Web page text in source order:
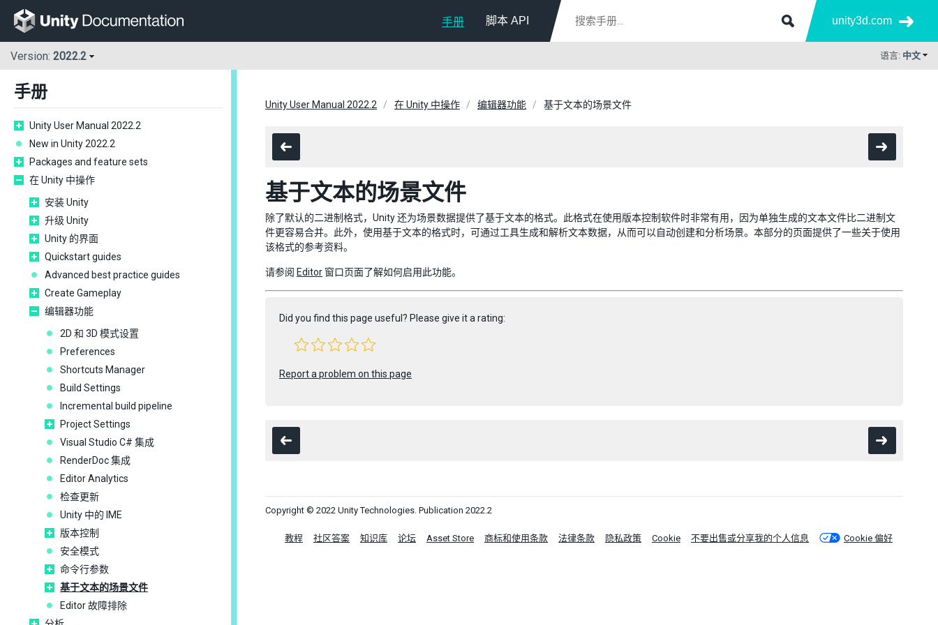
手册 脚本 API unity3d.com
Version: 2022.2 语言: 中文
手册
Unity User Manual 2022.2
New in Unity 2022.2
Packages and feature sets
在 Unity 中操作
安装 Unity
升级 Unity
Unity 的界面
Quickstart guides
Advanced best practice guides
Create Gameplay
编辑器功能
2D 和 3D 模式设置
Preferences
Shortcuts Manager
Build Settings
Incremental build pipeline
Project Settings
Visual Studio C# 集成
RenderDoc 集成
Editor Analytics
检查更新
Unity 中的 IME
版本控制
安全模式
命令行参数
基于文本的场景文件
Editor 故障排除
Unity User Manual 2022.2 在 Unity 中操作 编辑器功能 基于文本的场景文件
基于文本的场景文件
除了默认的二进制格式，Unity 还为场景数据提供了基于文本的格式。此格式在使用版本控制软件时非常有用，因为单独生成的文本文件比二进制文
件更容易合并。此外，使用基于文本的格式时，可通过工具生成和解析文本数据，从而可以自动创建和分析场景。本部分的页面提供了一些关于使用
该格式的参考资料。
请参阅 Editor 窗口页面了解如何启用此功能。
Did you find this page useful? Please give it a rating:
Report a problem on this page
Copyright © 2022 Unity Technologies. Publication 2022.2
教程 社区答案 知识库 论坛 Asset Store 商标和使用条款 法律条款 隐私政策 Cookie 不要出售或分享我的个人信息 Cookie 偏好